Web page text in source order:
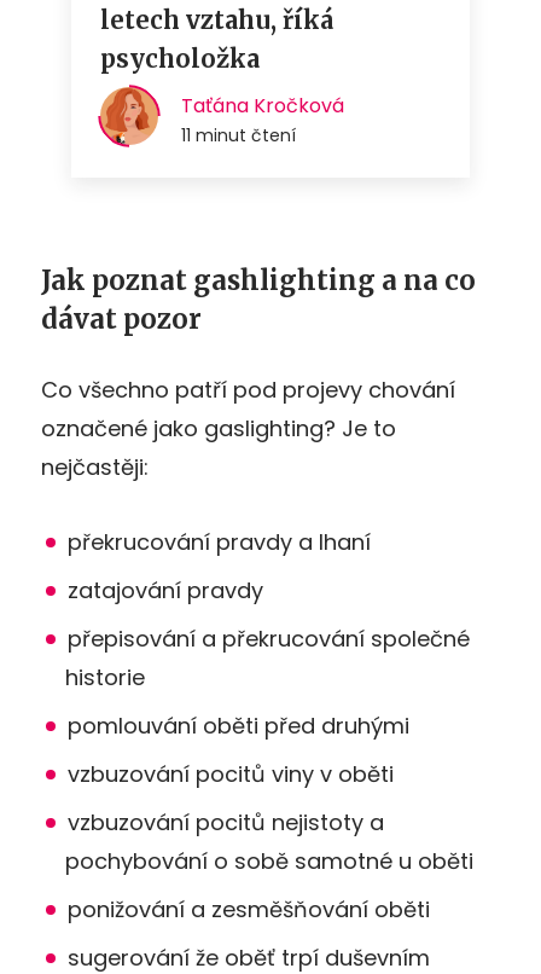
Jak poznat gashlighting a na co
dávat pozor
Co všechno patří pod projevy chování
označené jako gaslighting? Je to
nejčastěji:
překrucování pravdy a lhaní
zatajování pravdy
přepisování a překrucování společné
historie
pomlouvání oběti před druhými
vzbuzování pocitů viny v oběti
vzbuzování pocitů nejistoty a
pochybování o sobě samotné u oběti
ponižování a zesměšňování oběti
sugerování že oběť trpí duševním